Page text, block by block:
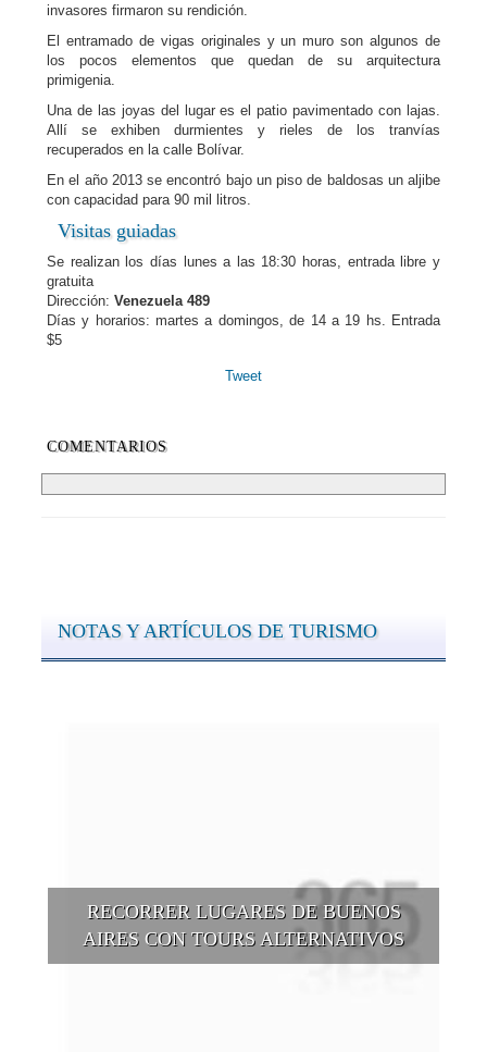
invasores firmaron su rendición.
El entramado de vigas originales y un muro son algunos de
los pocos elementos que quedan de su arquitectura
primigenia.
Una de las joyas del lugar es el patio pavimentado con lajas.
Allí se exhiben durmientes y rieles de los tranvías
recuperados en la calle Bolívar.
En el año 2013 se encontró bajo un piso de baldosas un aljibe
con capacidad para 90 mil litros.
Visitas guiadas
Se realizan los días lunes a las 18:30 horas, entrada libre y
gratuita
Dirección: Venezuela 489
Días y horarios: martes a domingos, de 14 a 19 hs. Entrada
$5
Tweet
COMENTARIOS
NOTAS Y ARTÍCULOS DE TURISMO
RECORRER LUGARES DE BUENOS
AIRES CON TOURS ALTERNATIVOS